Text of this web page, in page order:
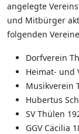
angelegte
und Mitbürger
folgenden
Dorfverein
Heimat- und
Musikverein
Hubertus
SV Thülen
GGV Cäcilia